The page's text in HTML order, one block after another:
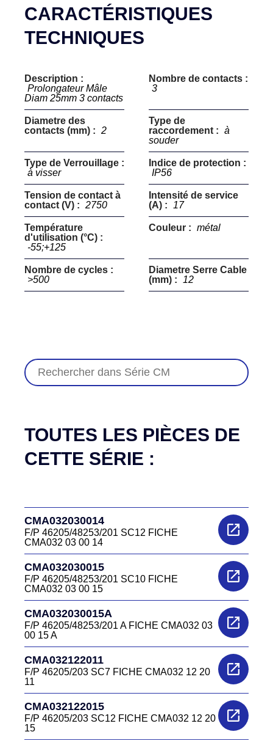
CARACTÉRISTIQUES
TECHNIQUES
Description :
Prolongateur Mâle
Diam 25mm 3 contacts
Nombre de contacts :
3
Diametre des
contacts (mm) : 2
Type de
raccordement : à
souder
Type de Verrouillage :
à visser
Indice de protection :
IP56
Tension de contact à
contact (V) : 2750
Intensité de service
(A) :
17
Température
d'utilisation (°C) :
-55;+125
Couleur : métal
Nombre de cycles :
>500
Diametre Serre Cable
(mm) :
12
TOUTES LES PIÈCES DE
CETTE SÉRIE :
CMA032030014
F/P 46205/48253/201 SC12 FICHE
CMA032 03 00 14
CMA032030015
F/P 46205/48253/201 SC10 FICHE
CMA032 03 00 15
CMA032030015A
F/P 46205/48253/201 A FICHE CMA032 03
00 15 A
CMA032122011
F/P 46205/203 SC7 FICHE CMA032 12 20
11
CMA032122015
F/P 46205/203 SC12 FICHE CMA032 12 20
15